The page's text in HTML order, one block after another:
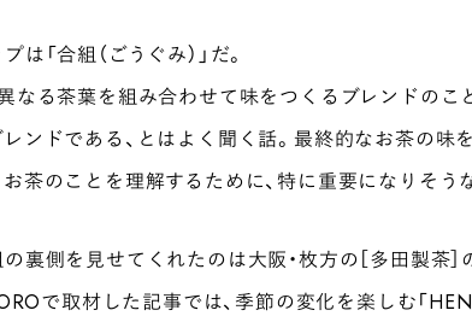
は「合組（ごうぐみ）」だ。
なる茶葉を組み合わせて味をつくるブレンドのこ
ンドである、とはよく聞く話。最終的なお茶の味
茶のことを理解するために、特に重要になりそう
裏側を見せてくれたのは大阪・枚方の［多田製茶
で取材した記事では、季節の変化を楽しむ「